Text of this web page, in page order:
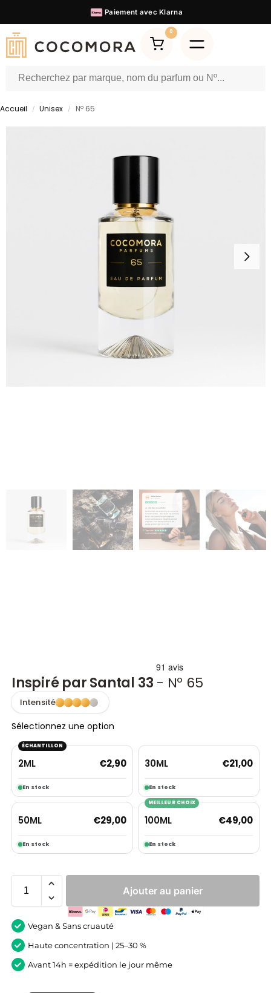
Paiement avecKlarna
0
Accueil / Unisex / Nº 65
Inspiré par Santal 33 - Nº 65
Intensité
Sélectionnez une option
ÉCHANTILLON
2ML
En stock
€2,90 30ML
En stock
€21,00
50ML
En stock
€29,00
MEILLEUR CHOIX
100ML
En stock
€49,00
Ajouter au panier
Vegan & Sans cruauté
Haute concentration | 25–30 %
Avant 14h = expédition le jour même